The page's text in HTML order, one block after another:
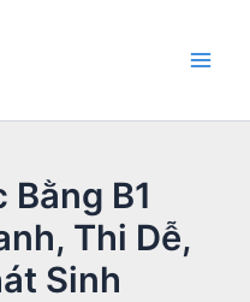
Bằng B1
Thi Dễ,
Sinh